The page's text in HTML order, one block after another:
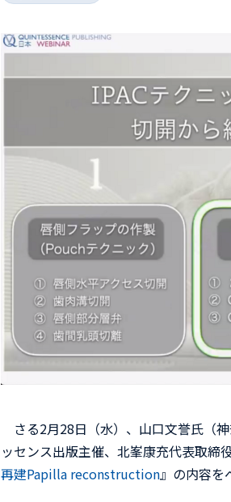
さる2月28日（水）、山口文誉氏（
ッセンス出版主催、北峯康充代表取締
再建Papilla reconstruction』の内容を